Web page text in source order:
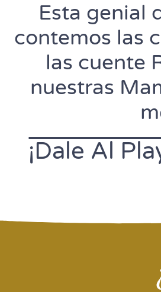
Esta genial
contemos las
las cuente
nuestras
¡Dale Al